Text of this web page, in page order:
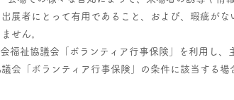
展者にとって有用であること、および、瑕疵がな
せん。
福祉協議会「ボランティア行事保険」を利用し、
会「ボランティア行事保険」の条件に該当する場